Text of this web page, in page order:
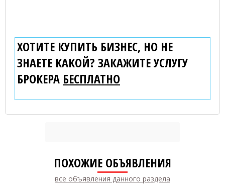
ХОТИТЕ КУПИТЬ БИЗНЕС, НО НЕ
ЗНАЕТЕ КАКОЙ? ЗАКАЖИТЕ УСЛУГУ
БРОКЕРА БЕСПЛАТНО
ПОХОЖИЕ ОБЪЯВЛЕНИЯ
все объявления данного раздела